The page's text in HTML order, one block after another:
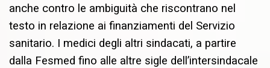
anche contro le ambiguità che riscontrano nel
testo in relazione ai finanziamenti del Servizio
sanitario. I medici degli altri sindacati, a partire
dalla Fesmed fino alle altre sigle dell’intersindacale